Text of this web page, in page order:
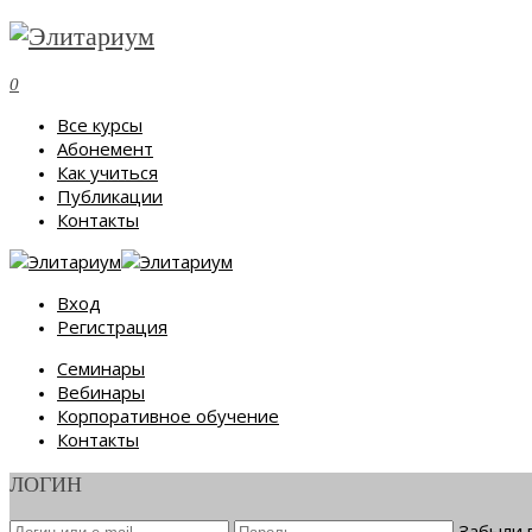
0
Все курсы
Абонемент
Как учиться
Публикации
Контакты
Вход
Регистрация
Семинары
Вебинары
Корпоративное обучение
Контакты
ЛОГИН